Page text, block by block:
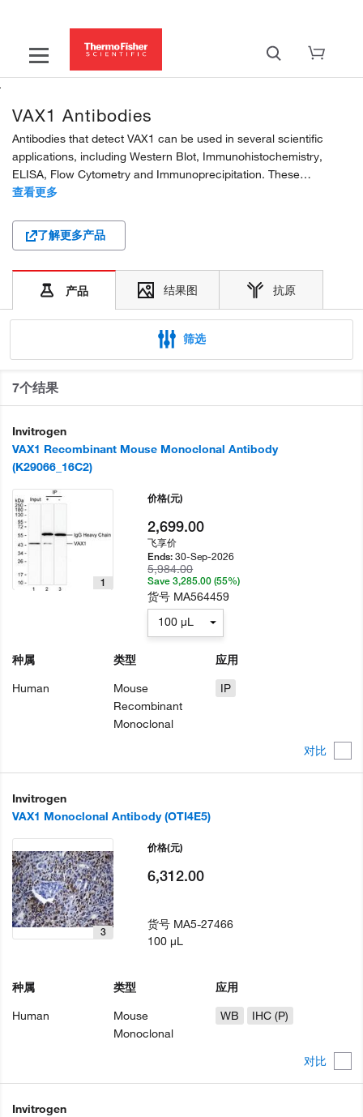
VAX1 Antibodies
Antibodies that detect VAX1 can be used in several scientific
applications, including Western Blot, Immunohistochemistry,
ELISA, Flow Cytometry and Immunoprecipitation. These
antibodies target VAX1 in Human, Mouse and Rat samples. Our
查看更多
了解更多产品
产品 结果图 抗原
筛选
7个结果
Invitrogen
VAX1 Recombinant Mouse Monoclonal Antibody
(K29066_16C2)
对比
1
种属
Human
类型
Mouse
Recombinant
Monoclonal
应用
IP
价格(元)
2,699.00
飞享价
Ends:30-Sep-2026
5,984.00
Save 3,285.00 (55%)
货号 MA564459
100 µL
Invitrogen
VAX1 Monoclonal Antibody (OTI4E5)
对比
3
种属
Human
类型
Mouse
Monoclonal
应用
WB
IHC (P)
价格(元)
6,312.00
货号 MA5-27466
100 µL
Invitrogen